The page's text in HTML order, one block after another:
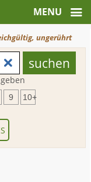
ungerührt
9 10+